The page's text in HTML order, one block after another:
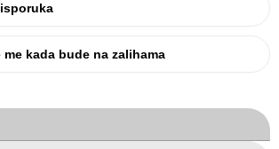
kada bude na zalihama